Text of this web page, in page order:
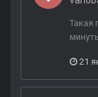
Такая
21